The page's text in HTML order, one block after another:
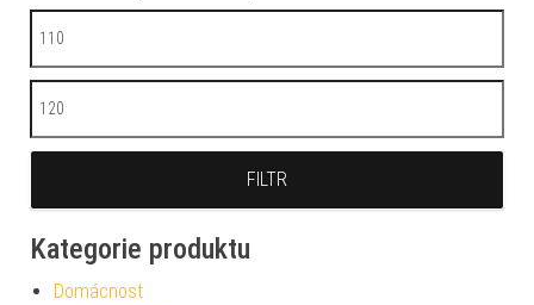
Minimální cena
Maximální cena
FILTR
Kategorie produktu
Domácnost